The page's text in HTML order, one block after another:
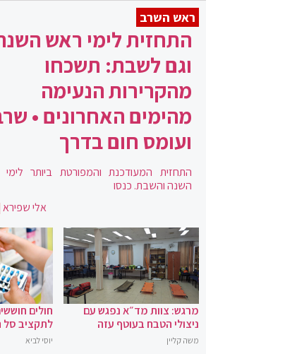
ראש השרב
התחזית לימי ראש
וגם לשבת: תשכחו
מהקרירות הנעימה
מהימים האחרונים •
ועומס חום בדרך
התחזית המעודכנת והמפורטת ביותר
השנה והשבת. כנסו
אלי שפירא
מרגש: צוות מד״א נפגש עם
ניצולי הטבח בעוטף עזה
משה קליין
חולים
לתקציב סל
יוסי לביא